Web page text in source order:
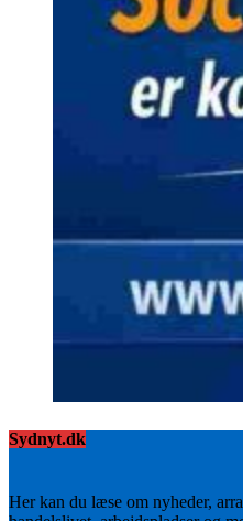
Sydnyt.dk
Her kan du læse om nyheder,